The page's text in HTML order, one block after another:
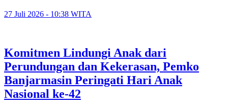
27 Juli 2026 - 10:38 WITA
Komitmen Lindungi Anak dari
Perundungan dan Kekerasan, Pemko
Banjarmasin Peringati Hari Anak
Nasional ke-42